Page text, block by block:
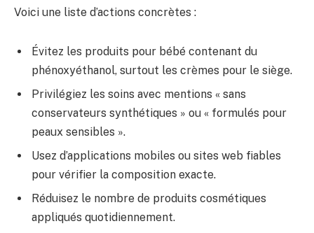
Voici une liste d’actions concrètes :
Évitez les produits pour bébé contenant du
phénoxyéthanol, surtout les crèmes pour le siège.
Privilégiez les soins avec mentions « sans
conservateurs synthétiques » ou « formulés pour
peaux sensibles ».
Usez d’applications mobiles ou sites web fiables
pour vérifier la composition exacte.
Réduisez le nombre de produits cosmétiques
appliqués quotidiennement.